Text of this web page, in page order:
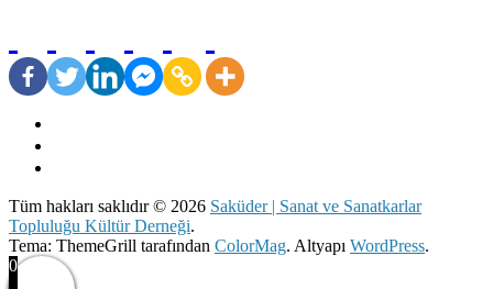
Tüm hakları saklıdır © 2026 Saküder | Sanat ve Sanatkarlar
Topluluğu Kültür Derneği.
Tema: ThemeGrill tarafından ColorMag. Altyapı WordPress.
0